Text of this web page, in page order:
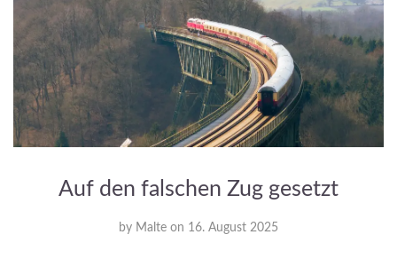
Auf den falschen Zug gesetzt
by Malte on 16. August 2025